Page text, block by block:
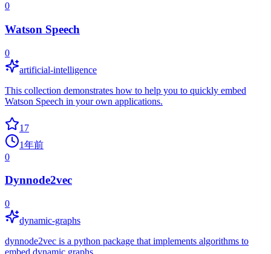
0
Watson Speech
0
artificial-intelligence
This collection demonstrates how to help you to quickly embed
Watson Speech in your own applications.
17
1年前
0
Dynnode2vec
0
dynamic-graphs
dynnode2vec is a python package that implements algorithms to